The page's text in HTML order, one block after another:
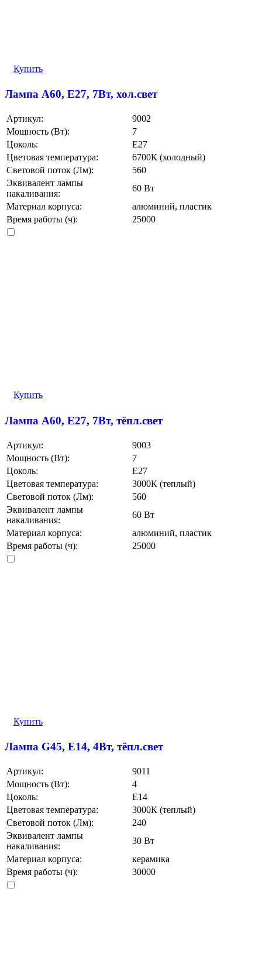
Купить
Лампа A60, E27, 7Вт, хол.свет
Артикул:
9002
Мощность (Вт):
7
Цоколь:
E27
Цветовая температура:
6700К (холодный)
Световой поток (Лм):
560
Эквивалент лампы
накаливания:
60 Вт
Материал корпуса:
алюминий, пластик
Время работы (ч):
25000
Купить
Лампа A60, E27, 7Вт, тёпл.свет
Артикул:
9003
Мощность (Вт):
7
Цоколь:
E27
Цветовая температура:
3000К (теплый)
Световой поток (Лм):
560
Эквивалент лампы
накаливания:
60 Вт
Материал корпуса:
алюминий, пластик
Время работы (ч):
25000
Купить
Лампа G45, E14, 4Вт, тёпл.свет
Артикул:
9011
Мощность (Вт):
4
Цоколь:
E14
Цветовая температура:
3000К (теплый)
Световой поток (Лм):
240
Эквивалент лампы
накаливания:
30 Вт
Материал корпуса:
керамика
Время работы (ч):
30000